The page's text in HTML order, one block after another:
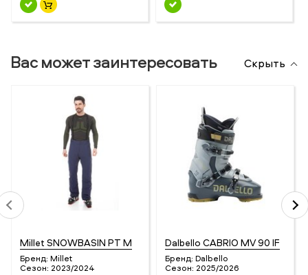
Вас может заинтересовать Скрыть
Millet SNOWBASIN PT M
Бренд: Millet
Сезон: 2023/2024
Dalbello CABRIO MV 90 IF
Бренд: Dalbello
Сезон: 2025/2026